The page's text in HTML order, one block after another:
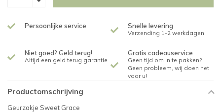
Persoonlijke service Snelle levering
Verzending 1-2 werkdagen
Niet goed? Geld terug!
Altijd een geld terug garantie
Gratis cadeauservice
Geen tijd om in te pakken?
Geen probleem, wij doen het
voor u!
Productomschrijving
Geurzakje Sweet Grace